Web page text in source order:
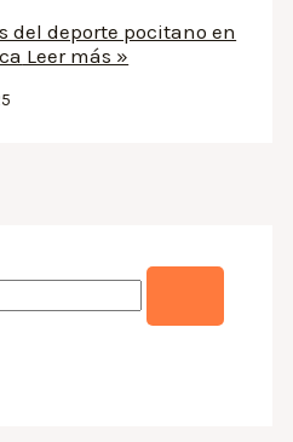
del deporte pocitano en
Leer más »